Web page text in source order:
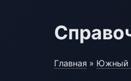
Главная » Южный